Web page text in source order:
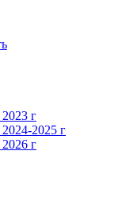
г
2025 г
г